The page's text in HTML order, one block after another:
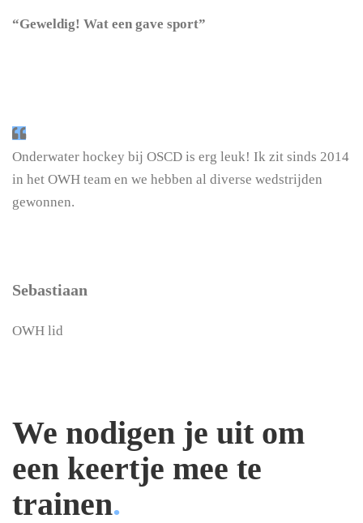
“Geweldig! Wat een gave sport”
Onderwater hockey bij OSCD is erg leuk! Ik zit sinds 2014
in het OWH team en we hebben al diverse wedstrijden
gewonnen.
Sebastiaan
OWH lid
We nodigen je uitom
een keertje mee te
trainen.